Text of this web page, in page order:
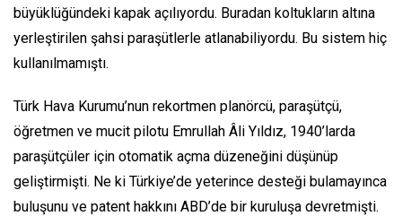
büyüklüğündeki kapak açılıyordu. Buradan koltukların altına
yerleştirilen şahsi paraşütlerle atlanabiliyordu. Bu sistem hiç
kullanılmamıştı.
Türk Hava Kurumu’nun rekortmen planörcü, paraşütçü,
öğretmen ve mucit pilotu Emrullah Âli Yıldız, 1940’larda
paraşütçüler için otomatik açma düzeneğini düşünüp
geliştirmişti. Ne ki Türkiye’de yeterince desteği bulamayınca
buluşunu ve patent hakkını ABD’de bir kuruluşa devretmişti.